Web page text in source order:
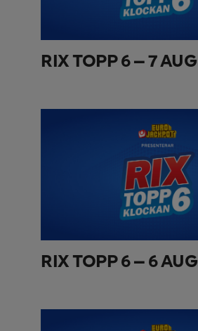
RIX TOPP 6 – 7 AUG
RIX TOPP 6 – 6 AUG